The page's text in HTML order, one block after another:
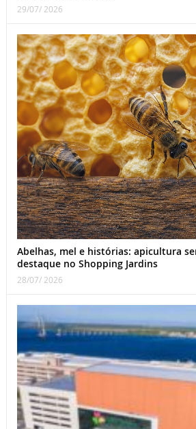
29/07/ 2026
Abelhas, mel e histórias: apicultura
destaque no Shopping Jardins
28/07/ 2026